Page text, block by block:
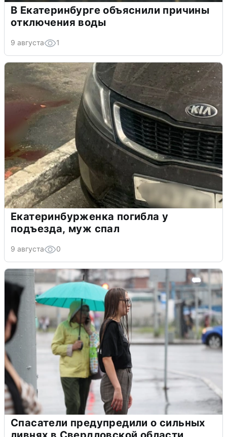
В Екатеринбурге объяснили причины
отключения воды
9 августа 1
Екатеринбурженка погибла у
подъезда, муж спал
9 августа 0
Спасатели предупредили о сильных